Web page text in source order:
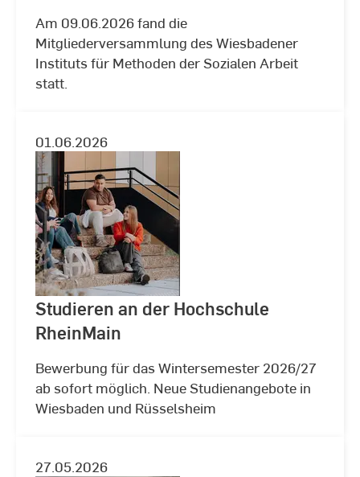
Am 09.06.2026 fand die
Mitgliederversammlung des Wiesbadener
Instituts für Methoden der Sozialen Arbeit
statt.
01.06.2026
Studieren an der Hochschule
RheinMain
Bewerbung für das Wintersemester 2026/27
ab sofort möglich. Neue Studienangebote in
Wiesbaden und Rüsselsheim
27.05.2026